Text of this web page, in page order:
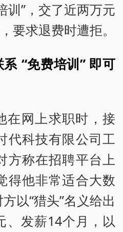
训”，交了近两万元
要求退费时遭拒。
“免费培训” 即可
在网上求职时，接
代科技有限公司工
方称在招聘平台上
得他非常适合大数
以“猎头”名义给出
、发薪14个月，以